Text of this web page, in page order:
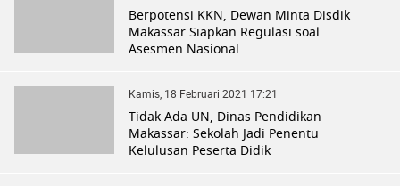
Berpotensi KKN, Dewan Minta Disdik
Makassar Siapkan Regulasi soal
Asesmen Nasional
Kamis, 18 Februari 2021 17:21
Tidak Ada UN, Dinas Pendidikan
Makassar: Sekolah Jadi Penentu
Kelulusan Peserta Didik